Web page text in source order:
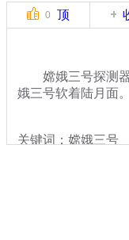
0 顶
嫦娥三号探测器
娥三号软着陆月面。
关键词：嫦娥三号